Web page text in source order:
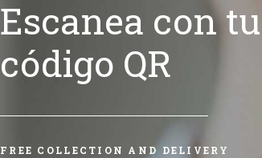
Escanea con
código QR
FREE COLLECTION AND DELIVERY